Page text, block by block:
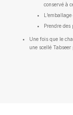
conservé à
Prendre des
Une fois que le
une scellé